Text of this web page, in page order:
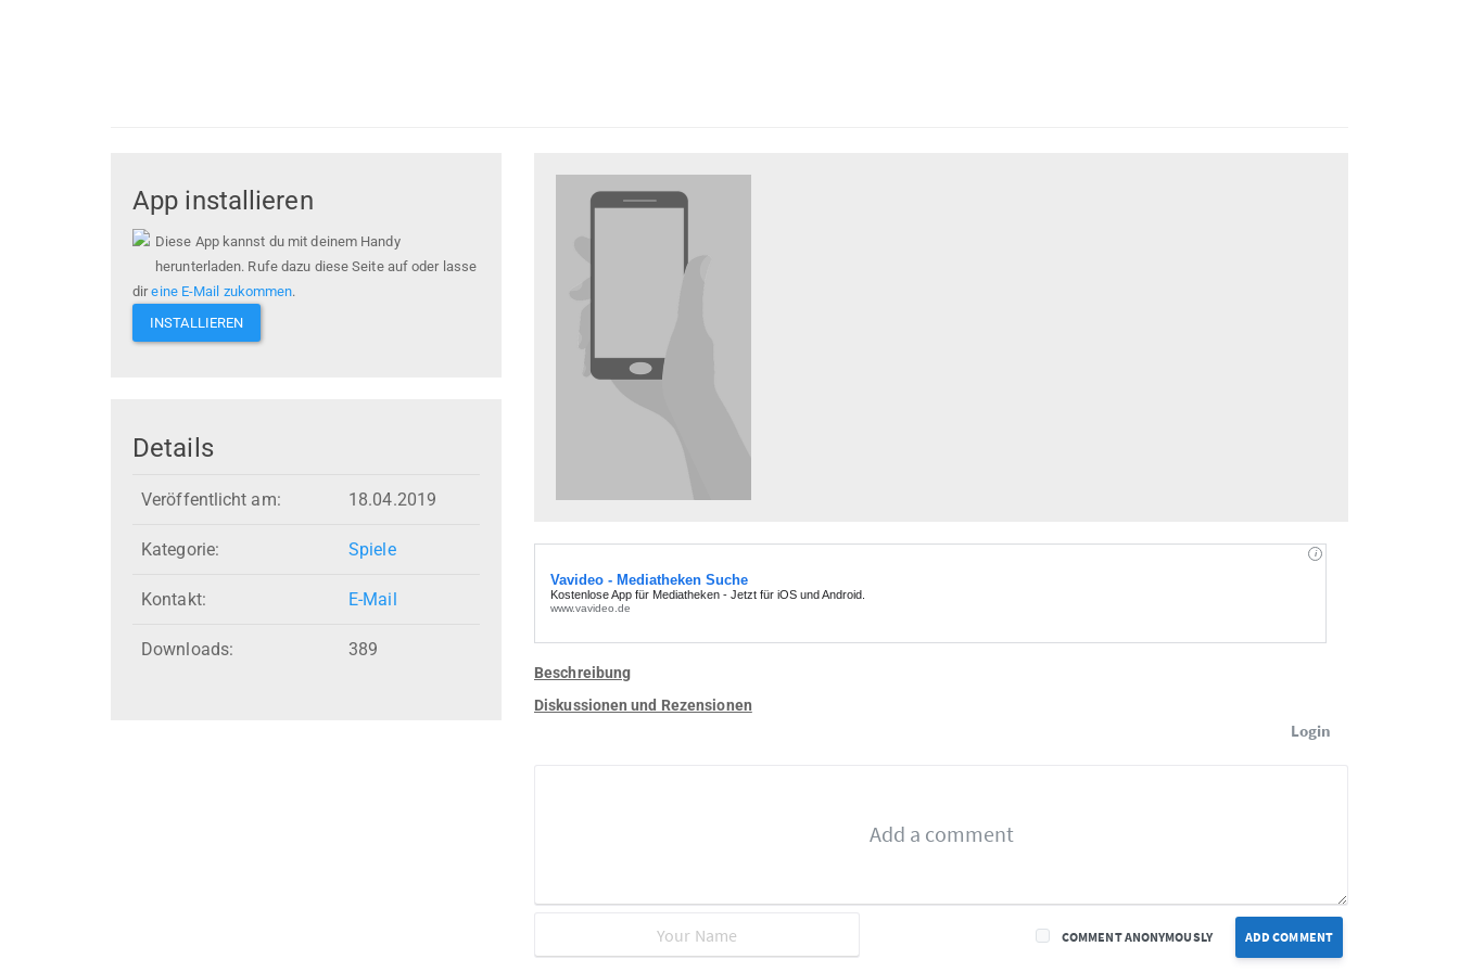
App installieren
Diese App kannst du mit deinem Handy
herunterladen. Rufe dazu diese Seite auf oder lasse
direine E-Mail zukommen.
INSTALLIEREN
Details
Veröffentlicht am: 18.04.2019
Kategorie: Spiele
Kontakt: E-Mail
Downloads: 389
Beschreibung
Diskussionen und Rezensionen
Login
ADD COMMENT
COMMENT ANONYMOUSLY